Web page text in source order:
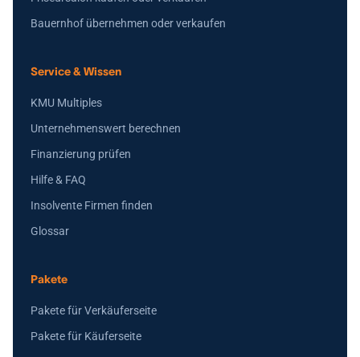
Bauernhof übernehmen oder verkaufen
Service & Wissen
KMU Multiples
Unternehmenswert berechnen
Finanzierung prüfen
Hilfe & FAQ
Insolvente Firmen finden
Glossar
Pakete
Pakete für Verkäuferseite
Pakete für Käuferseite